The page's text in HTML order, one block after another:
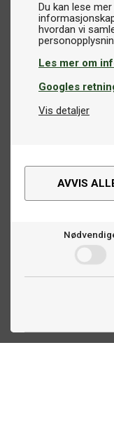
Du kan lese
hvordan vi
Les mer om
Googles
Vis detaljer
AVVIS